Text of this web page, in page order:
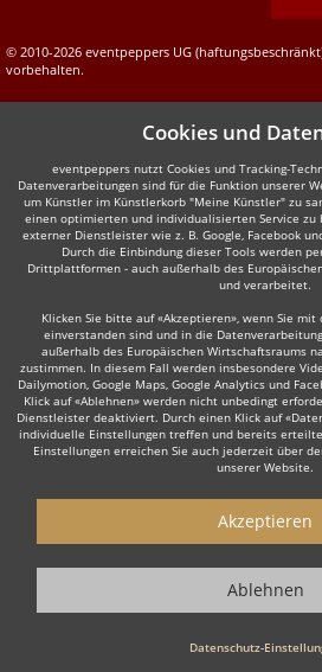
© 2010-2026 eventpeppers UG
vorbehalten.
Cookies und
eventpeppers nutzt Cookies und Tracking-
Datenverarbeitungen sind für die Funktion unserer
um Künstler im Künstlerkorb "Meine Künstler" zu
einen optimierten und individualisierten Service zu
externer Dienstleister wie z. B. Google, Facebook
Durch die Einbindung dieser Tools werden
Drittplattformen - auch außerhalb des
und verarbeitet.
Klicken Sie bitte auf «Akzeptieren», wenn Sie
einverstanden sind und in die
außerhalb des Europäischen Wirtschaftsraums
zustimmen. In diesem Fall werden insbesondere
Dailymotion, Google Maps, Google Analytics und
Klick auf «Ablehnen» werden nicht unbedingt
Dienstleister deaktiviert. Durch einen Klick auf
individuelle Einstellungen treffen und bereits
Einstellungen erreichen Sie auch jederzeit über
unserer Website.
Datenschutz-
Akzeptieren
Ablehnen